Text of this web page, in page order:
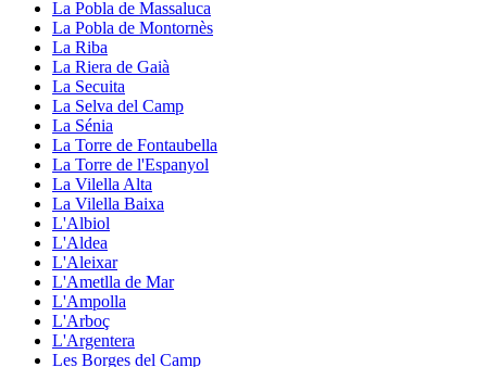
La Pobla de Massaluca
La Pobla de Montornès
La Riba
La Riera de Gaià
La Secuita
La Selva del Camp
La Sénia
La Torre de Fontaubella
La Torre de l'Espanyol
La Vilella Alta
La Vilella Baixa
L'Albiol
L'Aldea
L'Aleixar
L'Ametlla de Mar
L'Ampolla
L'Arboç
L'Argentera
Les Borges del Camp